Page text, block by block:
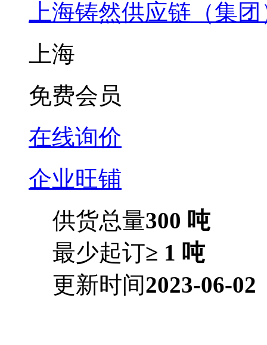
上海铸然供应链（集
上海
免费会员
在线询价
企业旺铺
供货总量300 吨
最少起订≥ 1 吨
更新时间2023-06-02